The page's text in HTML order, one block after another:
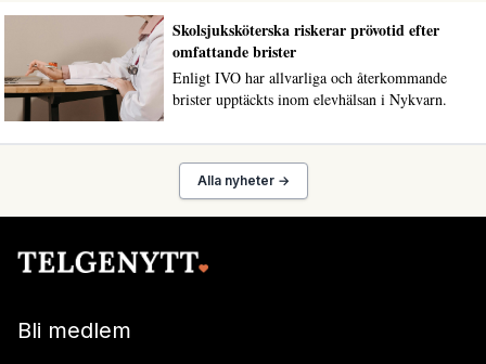
Skolsjuksköterska riskerar prövotid efter
omfattande brister
Enligt IVO har allvarliga och återkommande
brister upptäckts inom elevhälsan i Nykvarn.
Alla nyheter →
Bli medlem